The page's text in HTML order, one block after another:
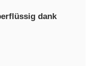
dank